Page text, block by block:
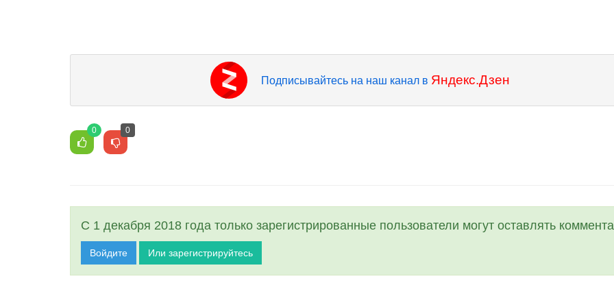
Подписывайтесь на наш канал в Яндекс.Дзен
0 0
С 1 декабря 2018 года только зарегистрированные пользователи могут оставлять
Войдите Или зарегистрируйтесь